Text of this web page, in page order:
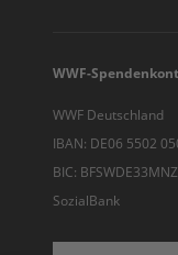
WWF-
WWF Deutschland
IBAN: DE06 5502
BIC: BFSWDE33MNZ
SozialBank